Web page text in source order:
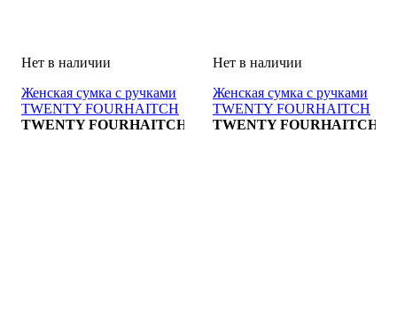
Женская сумка с ручками
TWENTY FOURHAITCH
BORSA
TWENTY FOURHAITCH
Женская сумка с ручками
TWENTY FOURHAITCH
BORSA
TWENTY FOURHAITCH